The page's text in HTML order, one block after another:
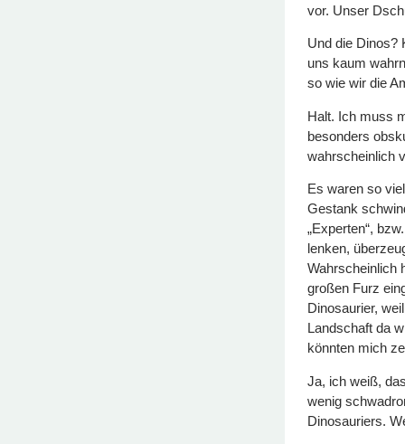
vor. Unser
Und die Dinos?
uns kaum
so wie wir die
Halt. Ich muss
besonders
wahrscheinlich
Es waren so
Gestank
„Experten“,
lenken,
Wahrscheinlich
großen Furz
Dinosaurier,
Landschaft da
könnten mich
Ja, ich weiß,
wenig
Dinosauriers.